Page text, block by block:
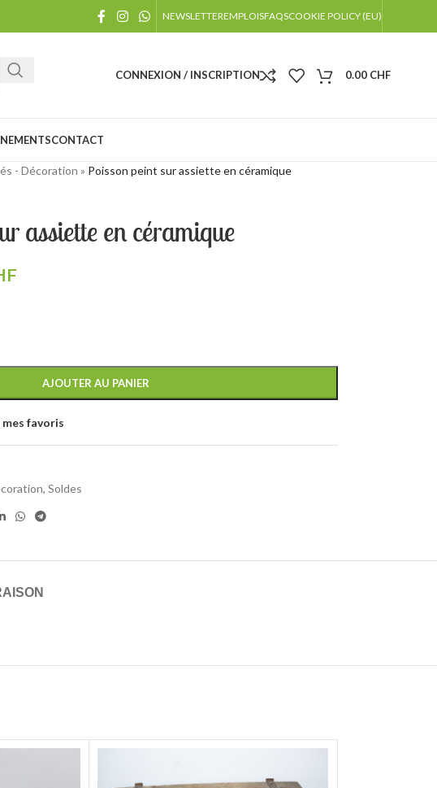
NEWSLETTEREMPLOISFAQSCOOKIE POLICY (EU)
CONNEXION / INSCRIPTION 0.00 CHF
CONTACT
- Décoration » Poisson peint sur assiette en céramique
assiette en céramique
AJOUTER AU PANIER
favoris
, Soldes